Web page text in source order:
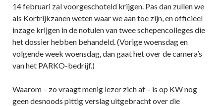
14 februari zal voorgeschoteld krijgen. Pas dan zullen we
als Kortrijkzanen weten waar we aan toe zijn, en officieel
inzage krijgen in de notulen van twee schepencolleges die
het dossier hebben behandeld. (Vorige woensdag en
volgende week woensdag, dan gaat het over de camera’s
van het PARKO-bedrijf.)
Waarom – zo vraagt menig lezer zich af – is op KW nog
geen desnoods pittig verslag uitgebracht over die